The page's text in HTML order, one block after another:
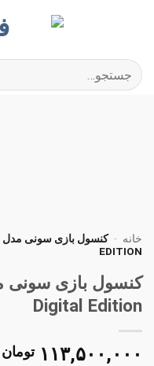
جستجو
برای:
خانه -
EDITION
Digital Edition
۱۱۳,۵۰۰,۰۰۰ تومان